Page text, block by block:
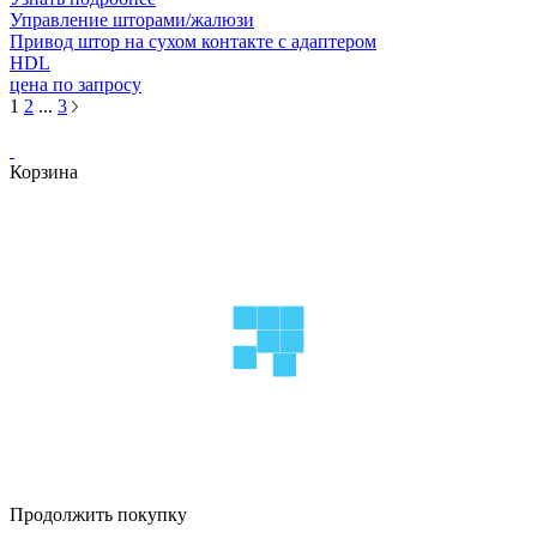
Управление шторами/жалюзи
Привод штор на сухом контакте с адаптером
HDL
цена по запросу
1 2 ... 3
Корзина
Продолжить покупку